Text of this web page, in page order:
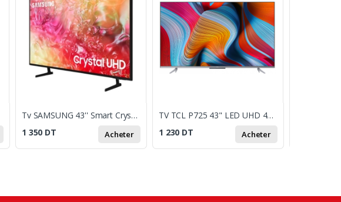
Tv SAMSUNG 43'' Smart Crystal Ultra HD 4K 2024 + Récepteur Intégré
1 350 DT Acheter
TV TCL P725 43" LED UHD 4K / SMART TV / ANDROID / NOIR
1 230 DT Acheter